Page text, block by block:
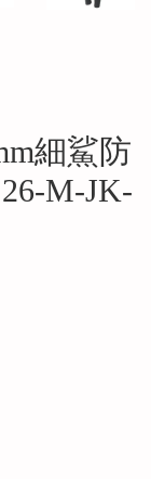
細鯊防
M-JK-